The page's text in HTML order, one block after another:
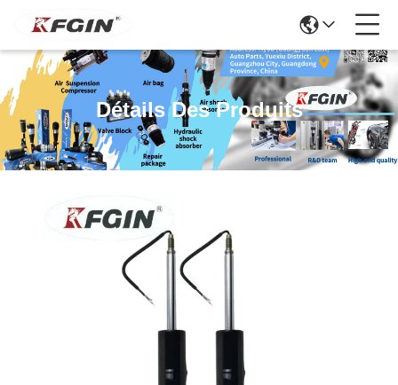
Détails Des Produits